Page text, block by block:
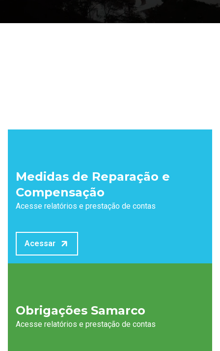
Medidas de Reparação e
Compensação
Acesse relatórios e prestação de contas
Acessar
Obrigações Samarco
Acesse relatórios e prestação de contas